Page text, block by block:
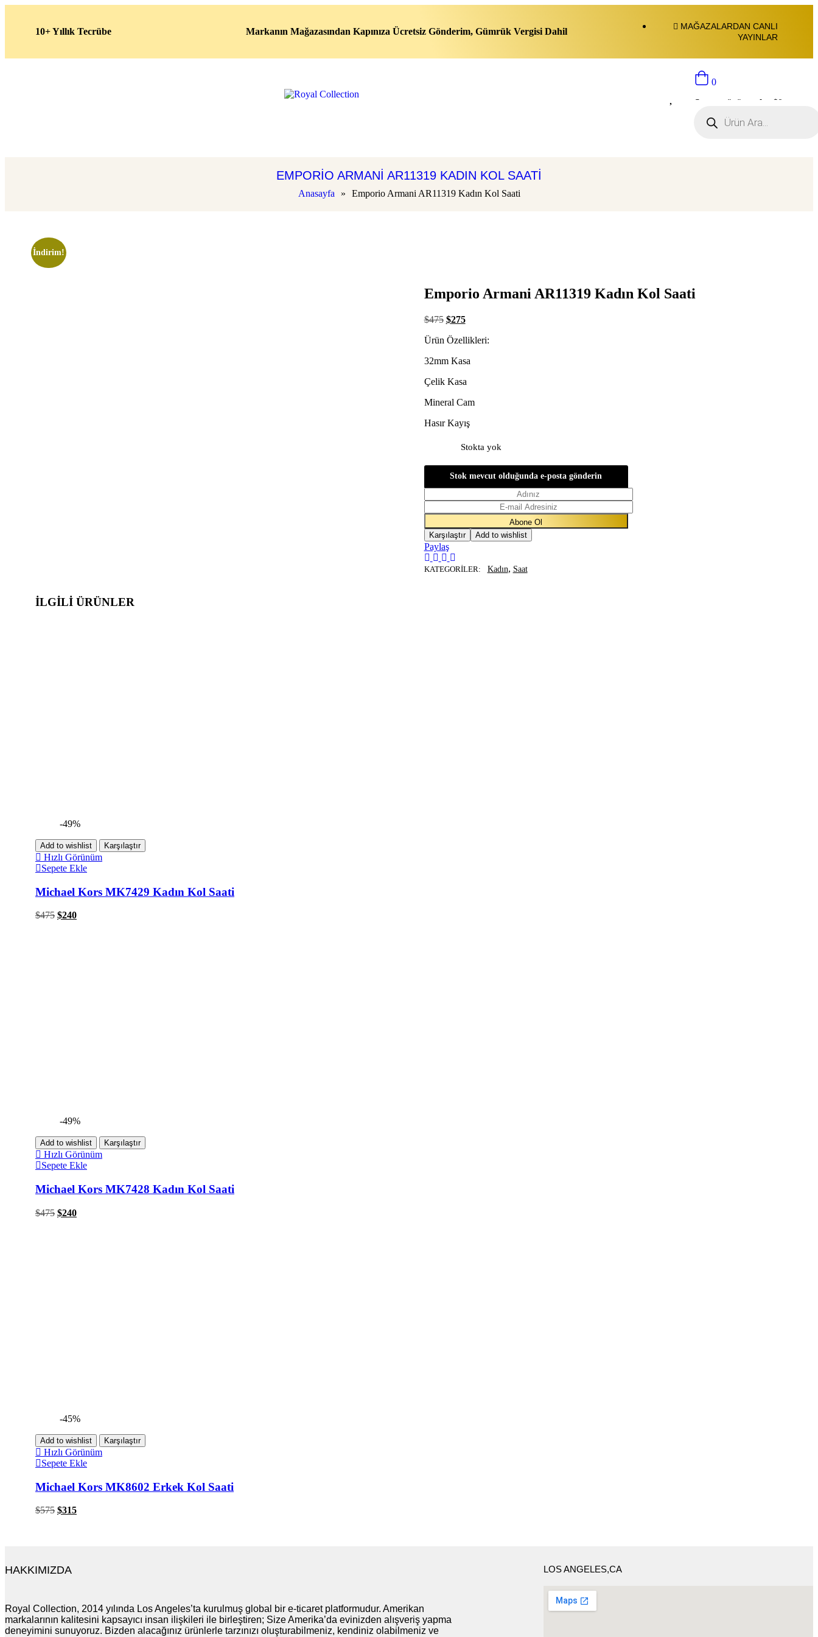
10+ Yıllık Tecrübe Markanın Mağazasından Kapınıza Ücretsiz Gönderim, Gümrük Vergisi Dahil
MAĞAZALARDAN CANLI
YAYINLAR
0
Sepette ürün yok.:
$0
EMPORIO ARMANI AR11319 KADIN KOL SAATI
Anasayfa » Emporio Armani AR11319 Kadın Kol Saati
İndirim!
Emporio Armani AR11319 Kadın Kol Saati
$475 $275
Ürün Özellikleri:
32mm Kasa
Çelik Kasa
Mineral Cam
Hasır Kayış
Stokta yok
Stok mevcut olduğunda e-posta gönderin
Karşılaştır Add to wishlist
Paylaş
KATEGORILER: Kadın, Saat
İLGILI ÜRÜNLER
-49%
Add to wishlist Karşılaştır
Hızlı Görünüm
Sepete Ekle
Michael Kors MK7429 Kadın Kol Saati
$475 $240
-49%
Add to wishlist Karşılaştır
Hızlı Görünüm
Sepete Ekle
Michael Kors MK7428 Kadın Kol Saati
$475 $240
-45%
Add to wishlist Karşılaştır
Hızlı Görünüm
Sepete Ekle
Michael Kors MK8602 Erkek Kol Saati
$575 $315
HAKKIMIZDA
Royal Collection, 2014 yılında Los Angeles’ta kurulmuş global bir e-ticaret platformudur. Amerikan
markalarının kalitesini kapsayıcı insan ilişkileri ile birleştiren; Size Amerika’da evinizden alışveriş yapma
deneyimini sunuyoruz. Bizden alacağınız ürünlerle tarzınızı oluşturabilmeniz, kendiniz olabilmeniz ve
LOS ANGELES,CA